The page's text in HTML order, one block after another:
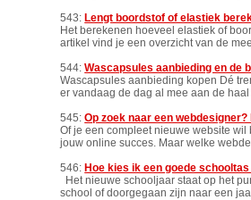
543: Lengt boordstof of elastiek
Het berekenen hoeveel elastiek of
artikel vind je een overzicht van de
544:Wascapsules aanbieding en de
Wascapsules aanbieding kopen Dé
er vandaag de dag al mee aan de
545:Op zoek naar een
Of je een compleet nieuwe website
jouw online succes. Maar welke
546: Hoe kies ik een goede
Het nieuwe schooljaar staat op het
school of doorgegaan zijn naar een